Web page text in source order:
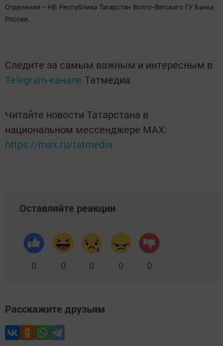
Отделения – НБ Республика Татарстан Волго-Вятского ГУ Банка
России.
Следите за самым важным и интересным в
Telegram-канале Татмедиа
Читайте новости Татарстана в
национальном мессенджере MАХ:
https://max.ru/tatmedia
Оставляйте реакции
0 0 0 0 0
Расскажите друзьям